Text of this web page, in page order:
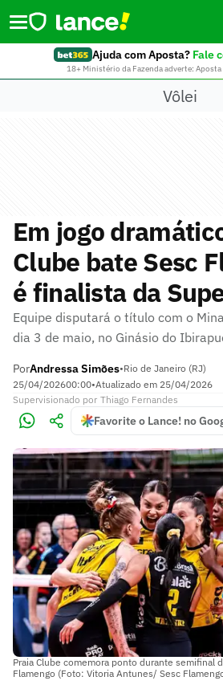
Ajuda com Aposta? Fale
18+ Ministério da Fazenda adverte:
Vôlei
Em jogo
Clube bate Sesc
é finalista da
Equipe disputará o título com o
dia 3 de maio, no Ginásio do
PorAndressa Simões•Rio de Janeiro (RJ)
25/04/202600:00•Atualizado em 25/04/2026
Supervisionado por Thiago Fernandes
Favorite o Lance! no
Praia Clube comemora ponto durante semifinal
Flamengo (Foto: Vitoria Antunes/ Sesc